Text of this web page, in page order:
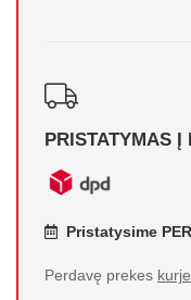
PRISTATYMAS Į
Pristatysime
Perdavę prekes